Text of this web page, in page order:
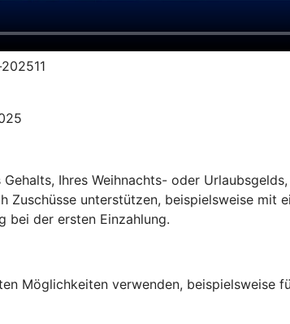
Ihres Weihnachts- oder
unterstützen, beispielsweise mit
bei der ersten Einzahlung.
Möglichkeiten verwenden, beispielsweise